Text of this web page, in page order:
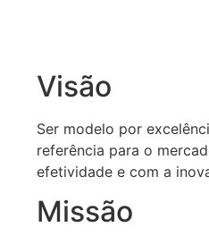
Visão
Ser modelo por
referência para o
efetividade e com a
Missão